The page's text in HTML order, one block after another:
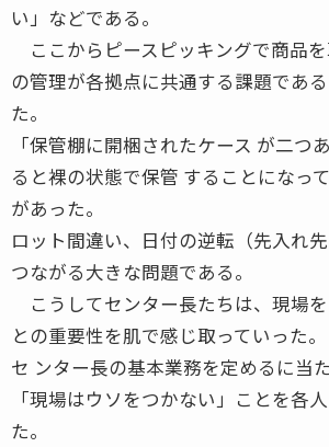
い」などである。
ここからピースピッキングで商品を
の管理が各拠点に共通する課題であ
た。
「保管棚に開梱されたケース が二つ
ると裸の状態で保管 することになっ
があった。
ロット間違い、日付の逆転（先入れ
つながる大きな問題である。
こうしてセンター長たちは、現場
との重要性を肌で感じ取っていった。
セ ンター長の基本業務を定めるに当た
「現場はウソをつかない」ことを各
た。